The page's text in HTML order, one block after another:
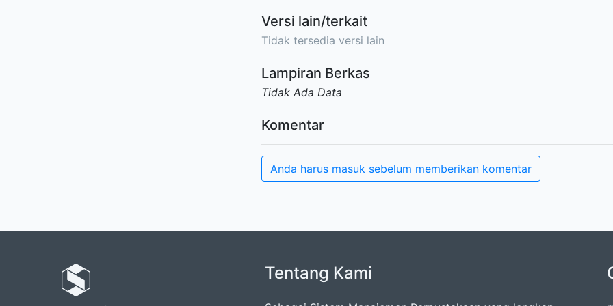
Versi lain/terkait
Tidak tersedia versi lain
Lampiran Berkas
Tidak Ada Data
Komentar
Anda harus masuk sebelum memberikan komentar
Tentang Kami